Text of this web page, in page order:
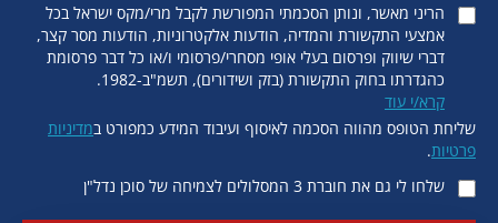
הריני מאשר, ונותן הסכמתי המפורשת לקבל מרי/מקס ישראל בכל
אמצעי התקשורת והמדיה, הודעות אלקטרוניות, הודעות מסר קצר,
דברי שיווק ופרסום בעלי אופי מסחרי/פרסומי ו/או כל דבר פרסומת
כהגדרתו בחוק התקשורת (בזק ושידורים), תשמ"ב-1982.
קרא/י עוד
שליחת הטופס מהווה הסכמה לאיסוף ועיבוד המידע כמפורט במדיניות
פרטיות.
שלחו לי גם את חוברת 3 המסלולים לצמיחה של סוכן נדל"ן